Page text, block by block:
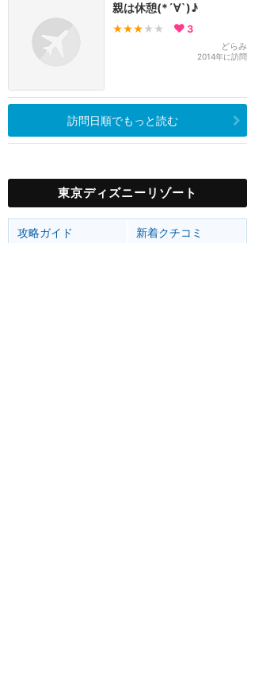
親は休憩(*´∀`)♪
★★★ ★★ 3
どらみ
2014年に訪問
訪問日順でもっと読む
東京ディズニーリゾート
攻略ガイド
新着クチコミ